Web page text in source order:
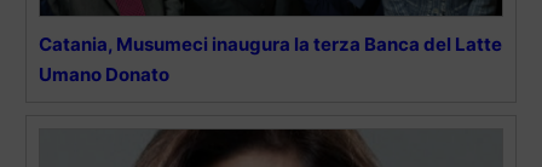
Catania, Musumeci inaugura la terza Banca del Latte
Umano Donato